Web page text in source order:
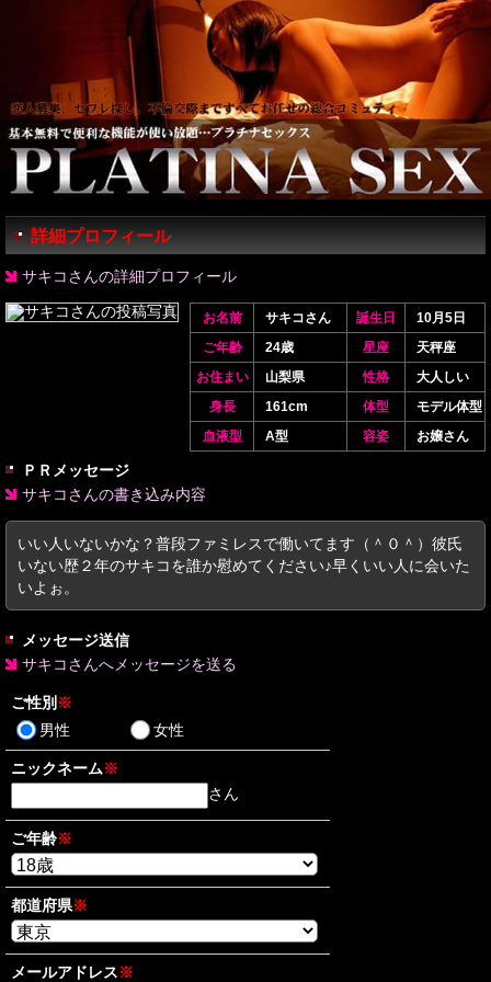
詳細プロフィール
サキコさんの詳細プロフィール
お名前 サキコさん 誕生日
10月5日
ご年齢
24歳 星座
天秤座
お住まい
山梨県 性格
大人しい
身長
161cm 体型
モデル体型
血液型
A型 容姿 お嬢さん
ＰＲメッセージ
サキコさんの書き込み内容
いい人いないかな？普段ファミレスで働いてます（＾０＾）彼氏
いない歴２年のサキコを誰か慰めてください♪早くいい人に会いた
いよぉ。
メッセージ送信
サキコさんへメッセージを送る